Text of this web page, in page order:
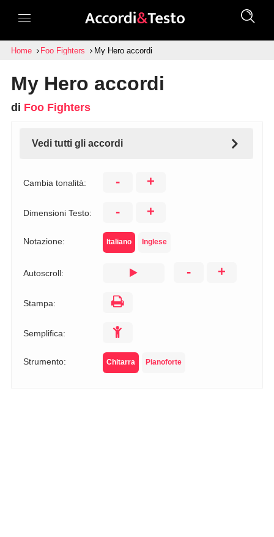
Home Foo Fighters My Hero accordi
My Hero accordi
di Foo Fighters
Vedi tutti gli accordi
Cambia tonalità: - +
Dimensioni Testo: - +
Notazione: Italiano Inglese
Autoscroll: - +
Stampa:
Semplifica:
Strumento: Chitarra Pianoforte